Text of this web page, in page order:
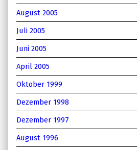
August 2005
Juli 2005
Juni 2005
April 2005
Oktober 1999
Dezember 1998
Dezember 1997
August 1996